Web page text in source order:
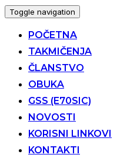
Toggle navigation
POČETNA
TAKMIČENJA
ČLANSTVO
OBUKA
GSS (E70SIC)
NOVOSTI
KORISNI LINKOVI
KONTAKTI